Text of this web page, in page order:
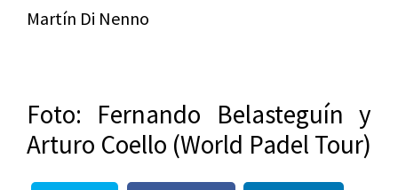
Martín Di Nenno
Foto: Fernando Belasteguín y
Arturo Coello (World Padel Tour)